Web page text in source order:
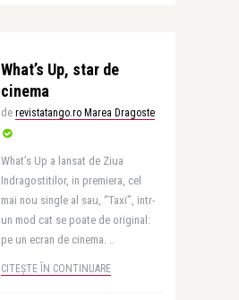
What’s Up, star de
cinema
de revistatango.ro Marea Dragoste
What’s Up a lansat de Ziua
Indragostitilor, in premiera, cel
mai nou single al sau, “Taxi”, intr-
un mod cat se poate de original:
pe un ecran de cinema. ..
CITEȘTE ÎN CONTINUARE